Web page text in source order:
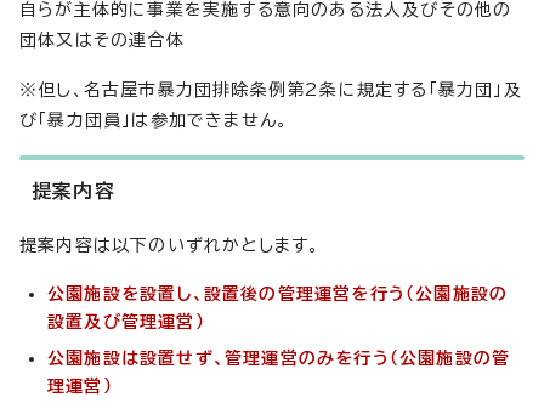
自らが主体的に事業を実施する意向のある法人及びその他の
団体又はその連合体
※但し、名古屋市暴力団排除条例第2条に規定する「暴力団」及
び「暴力団員」は参加できません。
提案内容
提案内容は以下のいずれかとします。
公園施設を設置し、設置後の管理運営を行う（公園施設の
設置及び管理運営）
公園施設は設置せず、管理運営のみを行う（公園施設の管
理運営）